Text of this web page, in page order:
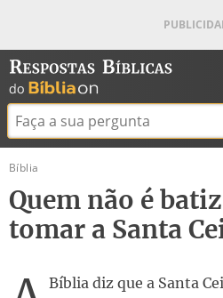
Buscar:
Bíblia
Quem não é
tomar a Santa
Bíblia diz que a Santa